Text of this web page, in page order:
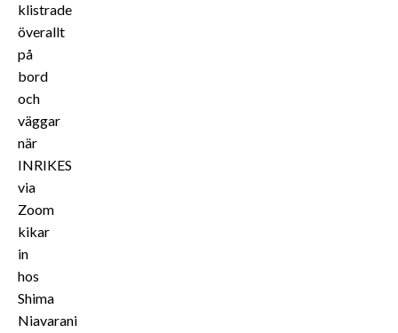
klistrade
överallt
på
bord
och
väggar
när
INRIKES
via
Zoom
kikar
in
hos
Shima
Niavarani